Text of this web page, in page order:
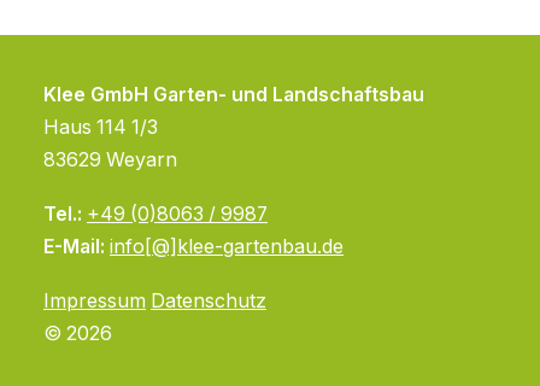
Klee GmbH Garten- und Landschaftsbau
Haus 114 1/3
83629 Weyarn
Tel.: +49 (0)8063 / 9987
E-Mail: info[@]klee-gartenbau.de
Impressum Datenschutz
© 2026